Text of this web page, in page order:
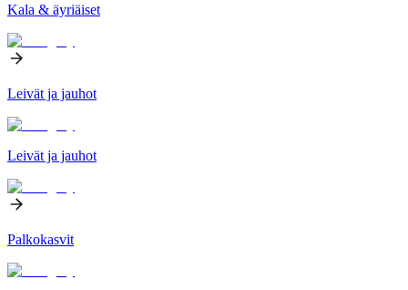
Kala & äyriäiset
Leivät ja jauhot
Leivät ja jauhot
Palkokasvit